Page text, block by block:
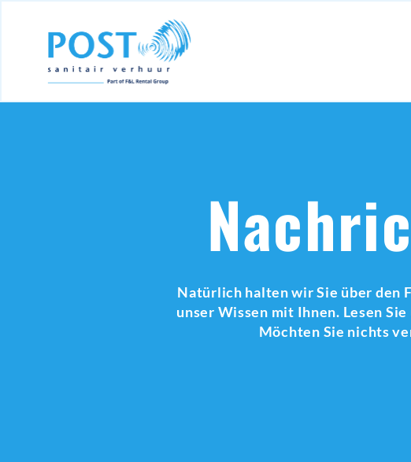
Natürlich halten wir Sie über den
unser Wissen mit Ihnen. Lesen
Möchten Sie nichts